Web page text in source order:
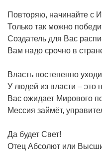
Повторяю, начинайте с
Только так можно
Создатель для Вас
Вам надо срочно в
Власть постепенно
У людей из власти – это
Вас ожидает Мирового
Мессия займёт,
Да будет Свет!
Отец Абсолют или